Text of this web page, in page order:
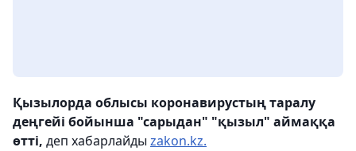
Қызылорда облысы коронавирустың таралу
деңгейі бойынша "сарыдан" "қызыл" аймаққа
өтті, деп хабарлайды zakon.kz.